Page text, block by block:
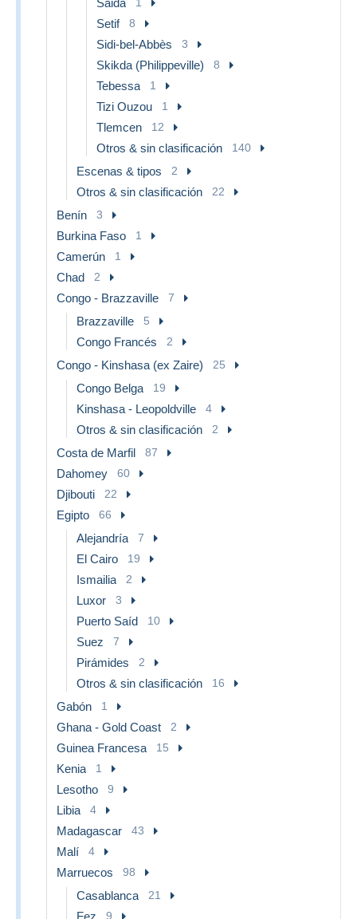
REGISTERED LETTER!
Setif 8
Sidi-bel-Abbès 3
Skikda (Philippeville) 8
Tebessa 1
Tizi Ouzou 1
Tlemcen 12
Otros & sin clasificación 140
Escenas & tipos 2
Otros & sin clasificación 22
Benín 3
Burkina Faso 1
Camerún 1
Chad 2
Congo - Brazzaville 7
Brazzaville 5
Congo Francés 2
Congo - Kinshasa (ex Zaire) 25
Congo Belga 19
Kinshasa - Leopoldville 4
Otros & sin clasificación 2
Costa de Marfil 87
Dahomey 60
Djibouti 22
Egipto 66
Alejandría 7
El Cairo 19
Ismailia 2
Luxor 3
Puerto Saíd 10
Suez 7
Pirámides 2
Otros & sin clasificación 16
Gabón 1
Ghana - Gold Coast 2
Guinea Francesa 15
Kenia 1
Lesotho 9
Libia 4
Madagascar 43
Malí 4
Marruecos 98
Casablanca 21
Fez 9